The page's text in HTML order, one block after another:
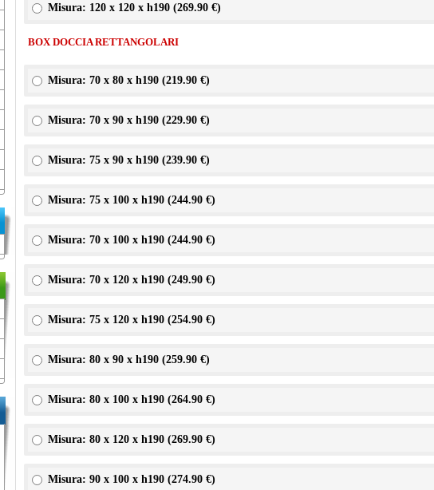
Misura: 120 x 120 x h190 (269.90 €)
BOX DOCCIA RETTANGOLARI
Misura: 70 x 80 x h190 (219.90 €)
Misura: 70 x 90 x h190 (229.90 €)
Misura: 75 x 90 x h190 (239.90 €)
Misura: 75 x 100 x h190 (244.90 €)
Misura: 70 x 100 x h190 (244.90 €)
Misura: 70 x 120 x h190 (249.90 €)
Misura: 75 x 120 x h190 (254.90 €)
Misura: 80 x 90 x h190 (259.90 €)
Misura: 80 x 100 x h190 (264.90 €)
Misura: 80 x 120 x h190 (269.90 €)
Misura: 90 x 100 x h190 (274.90 €)